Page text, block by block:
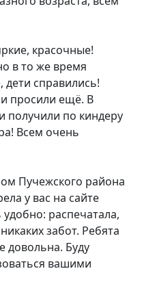
красочные!
в то же время
справились!
просили ещё. В
получили по киндеру
Всем очень
Пучежского района
у вас на сайте
распечатала,
забот. Ребята
довольна. Буду
вашими